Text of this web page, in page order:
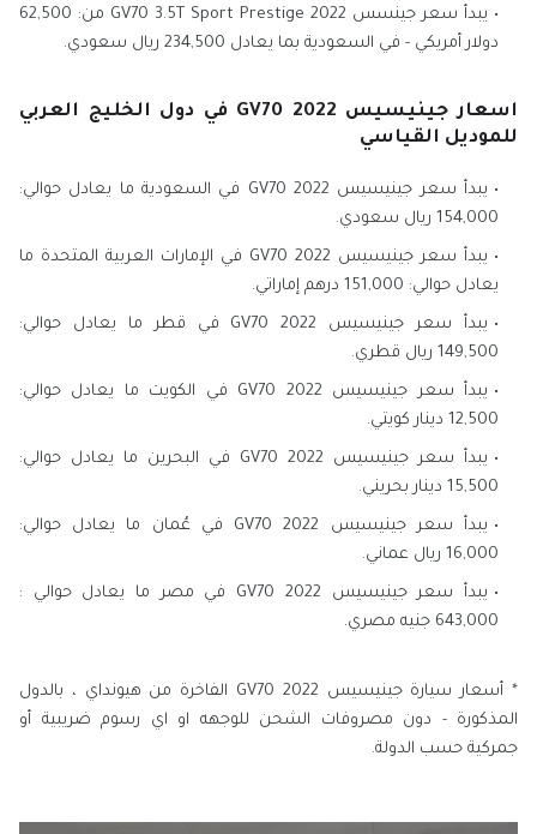
يبدأ سعر جينسس GV70 3.5T Sport Prestige 2022 من: 62,500
دولار أمريكي - في السعودية بما يعادل 234,500 ريال سعودي.
اسعار جينيسيس GV70 2022 في دول الخليج العربي
للموديل القياسي
يبدأ سعر جينيسيس GV70 2022 في السعودية ما يعادل حوالي:
154,000 ريال سعودي.
يبدأ سعر جينيسيس GV70 2022 في الإمارات العربية المتحدة ما
يعادل حوالي: 151,000 درهم إماراتي.
يبدأ سعر جينيسيس GV70 2022 في قطر ما يعادل حوالي:
149,500 ريال قطري.
يبدأ سعر جينيسيس GV70 2022 في الكويت ما يعادل حوالي:
12,500 دينار كويتي.
يبدأ سعر جينيسيس GV70 2022 في البحرين ما يعادل حوالي:
15,500 دينار بحريني.
يبدأ سعر جينيسيس GV70 2022 في عُمان ما يعادل حوالي:
16,000 ريال عماني.
يبدأ سعر جينيسيس GV70 2022 في مصر ما يعادل حوالي :
643,000 جنيه مصري.
* أسعار سيارة جينيسيس GV70 2022 الفاخرة من هيونداي ، بالدول
المذكورة - دون مصروفات الشحن للوجهه او اي رسوم ضريبية أو
جمركية حسب الدولة.